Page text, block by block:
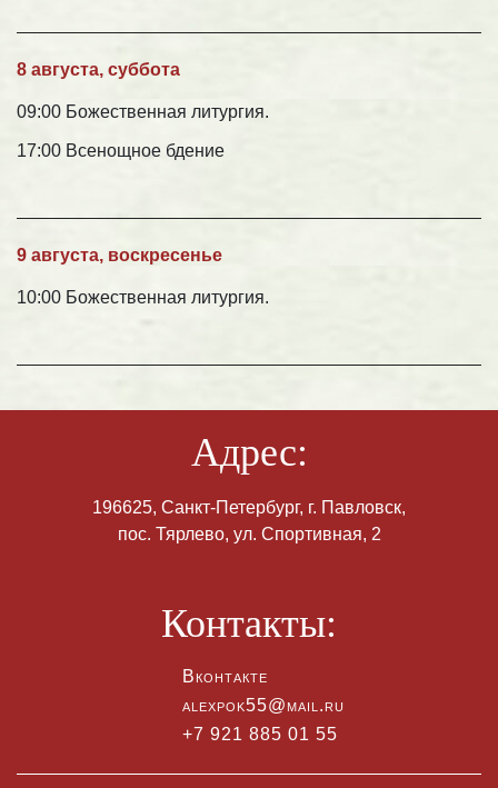
8 августа, суббота
09:00 Божественная литургия.
17:00 Всенощное бдение
9 августа, воскресенье
10:00 Божественная литургия.
Адрес:
196625, Санкт-Петербург, г. Павловск,
пос. Тярлево, ул. Спортивная, 2
Контакты:
Вконтакте
alexpok55@mail.ru
+7 921 885 01 55